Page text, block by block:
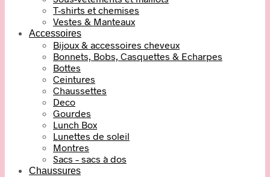
T-shirts et chemises
Vestes & Manteaux
Accessoires
Bijoux & accessoires cheveux
Bonnets, Bobs, Casquettes & Echarpes
Bottes
Ceintures
Chaussettes
Deco
Gourdes
Lunch Box
Lunettes de soleil
Montres
Sacs – sacs à dos
Chaussures